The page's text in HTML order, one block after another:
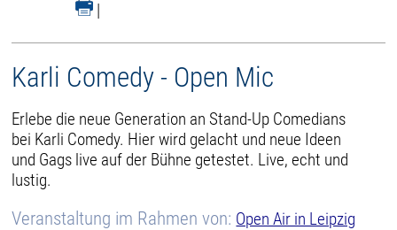
|
Karli Comedy - Open Mic
Erlebe die neue Generation an Stand-Up Comedians
bei Karli Comedy. Hier wird gelacht und neue Ideen
und Gags live auf der Bühne getestet. Live, echt und
lustig.
Veranstaltung im Rahmen von: Open Air in Leipzig